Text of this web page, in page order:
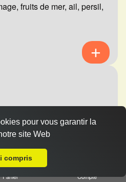
fruits de mer, ail, persil,
viande hachée,
poivrons
Panier Compte
pour vous garantir la
site Web
compris